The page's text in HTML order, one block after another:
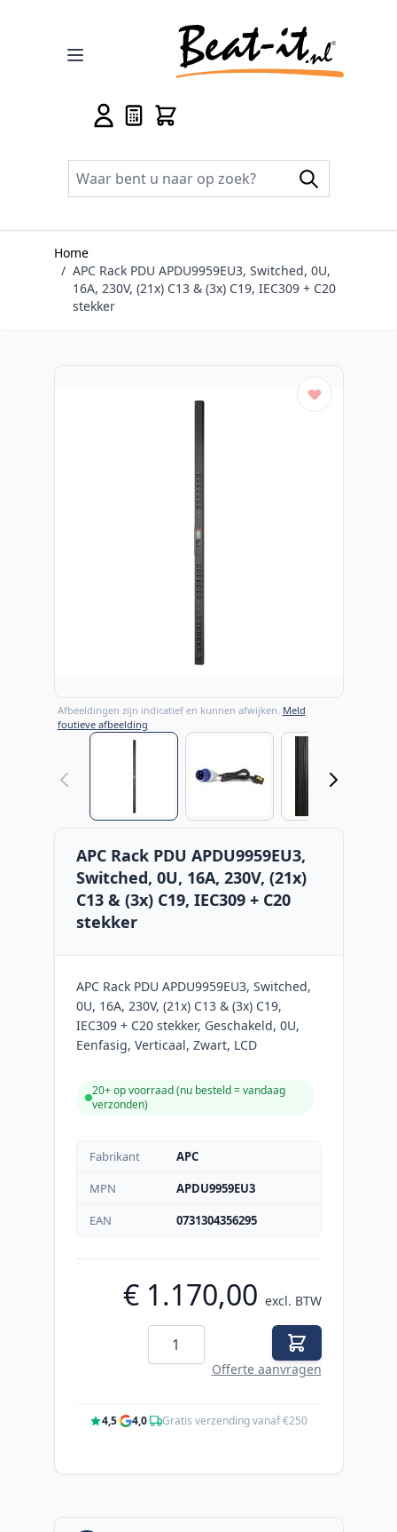
Home
/ APC Rack PDU APDU9959EU3, Switched, 0U,
16A, 230V, (21x) C13 & (3x) C19, IEC309 + C20
stekker
Afbeeldingen zijn indicatief en kunnen afwijken. Meld
foutieve afbeelding
View larger imageView larger image
APC Rack PDU APDU9959EU3,
Switched, 0U, 16A, 230V, (21x)
C13 & (3x) C19, IEC309 + C20
stekker
APC Rack PDU APDU9959EU3, Switched,
0U, 16A, 230V, (21x) C13 & (3x) C19,
IEC309 + C20 stekker, Geschakeld, 0U,
Eenfasig, Verticaal, Zwart, LCD
20+ op voorraad (nu besteld = vandaag
verzonden)
Fabrikant
APC
MPN
APDU9959EU3
EAN
0731304356295
€ 1.170,00 excl. BTW
Aantal
Offerte aanvragen
4,5· 4,0· Gratis verzending vanaf €250